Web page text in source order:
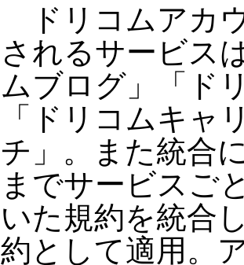
ドリコムアカ
されるサービス
ムブログ」「ド
「ドリコムキャ
チ」。また統合
までサービスご
いた規約を統合
約として適用。